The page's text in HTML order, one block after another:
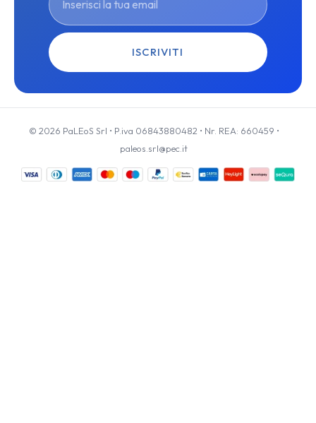
ISCRIVITI
© 2026 PaLEoS Srl • P.iva 06843880482 • Nr. REA: 660459 •
paleos.srl@pec.it